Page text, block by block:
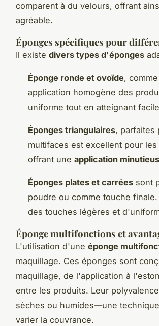
comparent à du velours, offrant
agréable.
Éponges spécifiques pour
Il existe divers types d'éponges
Éponge ronde et ovoïde,
application homogène des
uniforme tout en atteignant
Éponges triangulaires, parfaites
multifaces est excellent pour
offrant une application
Éponges plates et carrées sont
poudre ou comme touche
des touches légères et
Éponge multifonctions et
L'utilisation d'une éponge
maquillage. Ces éponges sont
maquillage, de l'application à
entre les produits. Leur
sèches ou humides—une
varier la couvrance.